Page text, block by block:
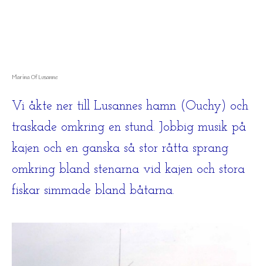
Marina Of Lusanne
Vi åkte ner till Lusannes hamn (Ouchy) och
traskade omkring en stund. Jobbig musik på
kajen och en ganska så stor råtta sprang
omkring bland stenarna vid kajen och stora
fiskar simmade bland båtarna.